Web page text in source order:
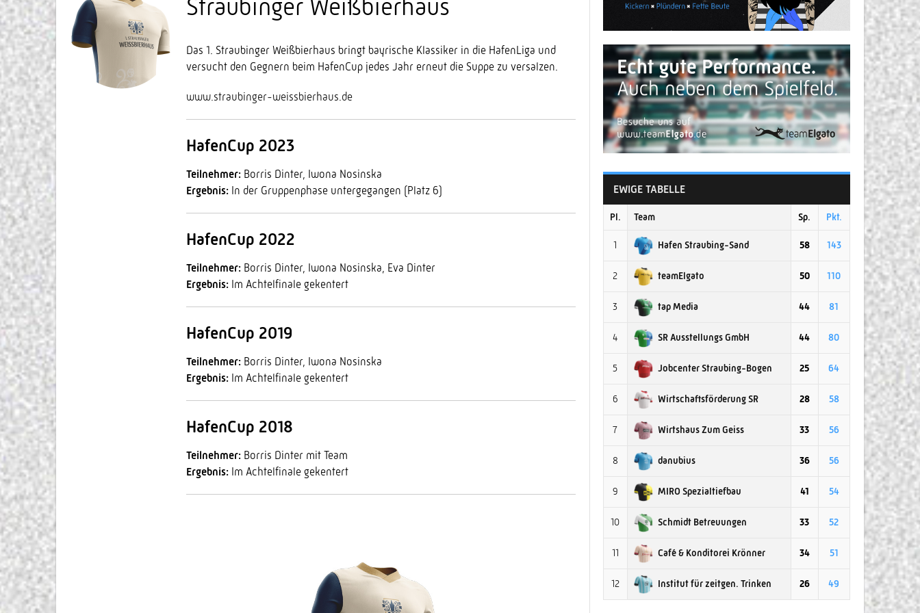
Straubinger Weißbierhaus
Das 1. Straubinger Weißbierhaus bringt bayrische Klassiker in die HafenLiga und
versucht den Gegnern beim HafenCup jedes Jahr erneut die Suppe zu versalzen.
www.straubinger-weissbierhaus.de
HafenCup 2023
Teilnehmer: Borris Dinter, Iwona Nosinska
Ergebnis: In der Gruppenphase untergegangen (Platz 6)
HafenCup 2022
Teilnehmer: Borris Dinter, Iwona Nosinska, Eva Dinter
Ergebnis: Im Achtelfinale gekentert
HafenCup 2019
Teilnehmer: Borris Dinter, Iwona Nosinska
Ergebnis: Im Achtelfinale gekentert
HafenCup 2018
Teilnehmer: Borris Dinter mit Team
Ergebnis: Im Achtelfinale gekentert
EWIGE TABELLE
Pl. Team Sp. Pkt.
1 Hafen Straubing-Sand 58 143
2 teamElgato 50 110
3 tap Media 44 81
4 SR Ausstellungs GmbH 44 80
5 Jobcenter Straubing-Bogen 25 64
6 Wirtschaftsförderung SR 28 58
7 Wirtshaus Zum Geiss 33 56
8 danubius 36 56
9 MIRO Spezialtiefbau 41 54
10 Schmidt Betreuungen 33 52
11 Café & Konditorei Krönner 34 51
12 Institut für zeitgen. Trinken 26 49